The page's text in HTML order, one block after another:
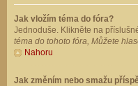
Jak vložím téma do fóra?
Jednoduše. Klikněte na
téma do tohoto fóra, Můžete
Nahoru
Jak změním nebo smažu